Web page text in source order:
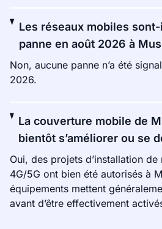
Les réseaux mobiles
panne en août 2026 à
Non, aucune panne n’a été
2026.
La couverture mobile de
bientôt s’améliorer ou se
Oui, des projets d’installation
4G/5G ont bien été autorisés à
équipements mettent
avant d’être effectivement